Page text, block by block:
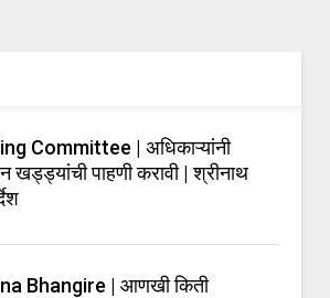
Committee | अधिकाऱ्यांनी
खड्ड्यांची पाहणी करावी | श्रीनाथ
Bhangire | आणखी किती